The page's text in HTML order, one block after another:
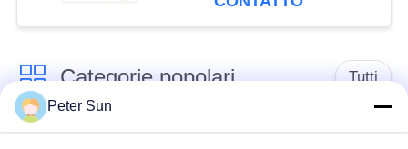
Categorie popolari Tutti
Conduttore isolato
Conduttore isolato
Peter Sun